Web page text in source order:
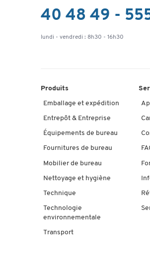
40 48 49 -
lundi - vendredi : 8h30 - 16h30
Produits
Emballage et expédition
Entrepôt & Entreprise
Équipements de bureau
Fournitures de bureau
Mobilier de bureau
Nettoyage et hygiène
Technique
Technologie
environnementale
Transport